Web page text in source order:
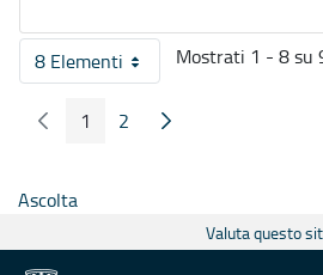
8 ElementiPer pagina
Mostrati 1 - 8 su
Pagina Precedente
Pagina
1 Pagina
2 Pagina Seguente
Ascolta
Valuta questo